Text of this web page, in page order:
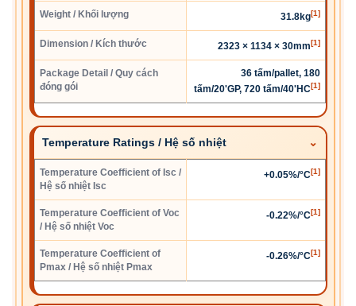
Weight / Khối lượng 31.8kg[1]
Dimension / Kích thước 2323 × 1134 × 30mm[1]
Package Detail / Quy cách
đóng gói
36 tấm/pallet, 180
tấm/20'GP, 720 tấm/40'HC[1]
Temperature Ratings / Hệ số nhiệt
Temperature Coefficient of Isc /
Hệ số nhiệt Isc
+0.05%/°C[1]
Temperature Coefficient of Voc
/ Hệ số nhiệt Voc
-0.22%/°C[1]
Temperature Coefficient of
Pmax / Hệ số nhiệt Pmax
-0.26%/°C[1]